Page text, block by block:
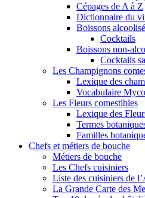
Cépages de A à Z
Dictionnaire du
Boissons
Cocktails
Boissons non-
Cocktails
Les Champignons
Lexique des
Vocabulaire
Les Fleurs comestibles
Lexique des
Termes
Familles
Chefs et métiers de bouche
Métiers de bouche
Les Chefs cuisiniers
Liste des cuisiniers de
La Grande Carte des